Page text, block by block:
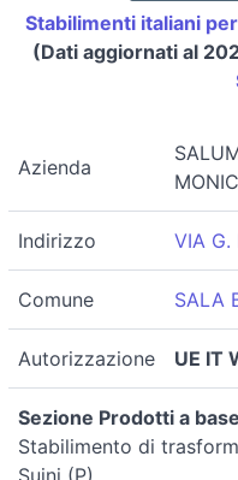
Stabilimenti italiani
(Dati aggiornati al
Azienda
Indirizzo VIA G.
Comune SALA
Autorizzazione UE IT
Sezione Prodotti a
Stabilimento di
Suini (P)